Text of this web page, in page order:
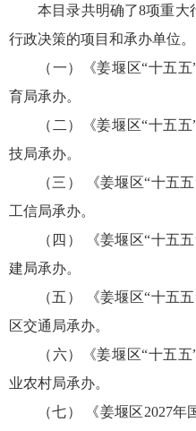
本目录共明确了8项重大
行政决策的项目和承办单位。
（一）《姜堰区“十五
育局承办。
（二）《姜堰区“十五
技局承办。
（三） 《姜堰区“十五
工信局承办。
（四） 《姜堰区“十五
建局承办。
（五） 《姜堰区“十五
区交通局承办。
（六）《姜堰区“十五
业农村局承办。
（七） 《姜堰区2027